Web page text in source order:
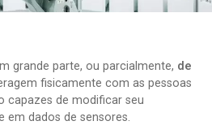
grande parte, ou parcialmente, de
fisicamente com as pessoas
capazes de modificar seu
dados de sensores.